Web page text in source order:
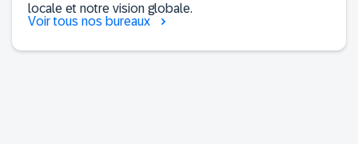
locale et notre vision globale.
Voir tous nos bureaux